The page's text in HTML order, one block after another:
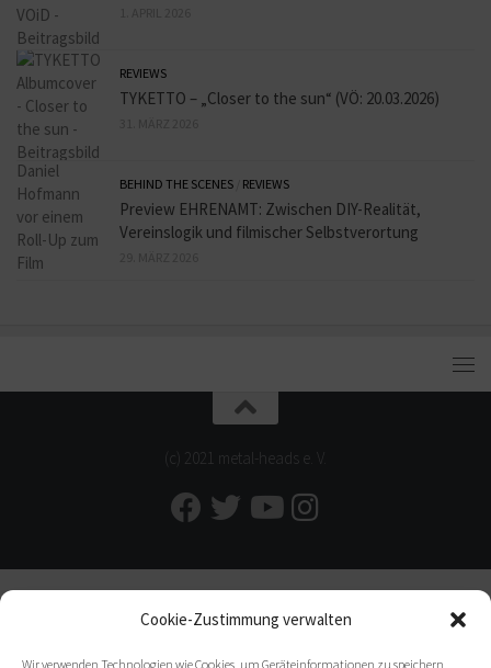
Cookie-Zustimmung verwalten
Wir verwenden Technologien wie Cookies, um Geräteinformationen zu speichern
REVIEWS
TYKETTO – „Closer to the sun“ (VÖ: 20.03.2026)
BEHIND THE SCENES REVIEWS
Preview EHRENAMT: Zwischen DIY-Realität,
Vereinslogik und filmischer Selbstverortung
(c) 2021 metal-heads e. V.